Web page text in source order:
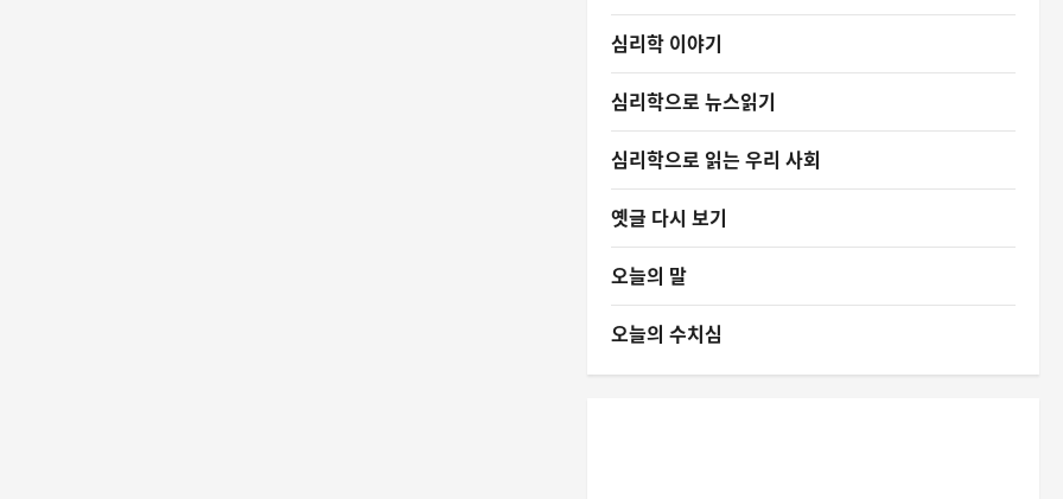
심리학 이야기
심리학으로 뉴스읽기
심리학으로 읽는 우리 사회
옛글 다시 보기
오늘의 말
오늘의 수치심